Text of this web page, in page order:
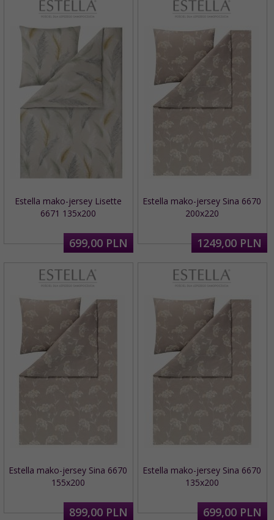
Estella mako-jersey Lisette
6671 135x200
699,00 PLN
Estella mako-jersey Sina 6670
200x220
1249,00 PLN
Estella mako-jersey Sina 6670
155x200
899,00 PLN
Estella mako-jersey Sina 6670
135x200
699,00 PLN